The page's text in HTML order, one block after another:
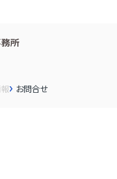
所
お問合せ